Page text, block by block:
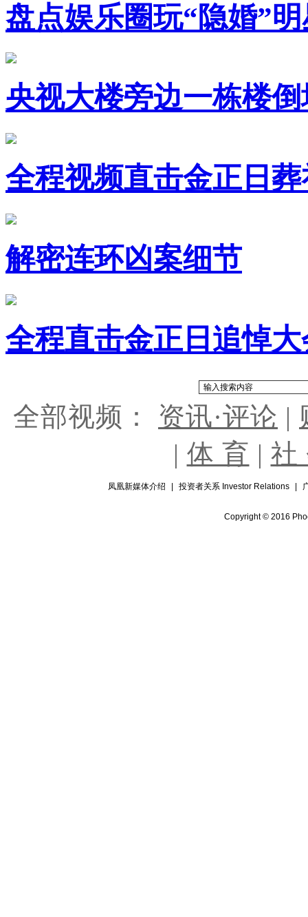
盘点娱乐圈玩“隐婚”
央视大楼旁边一栋楼倒
全程视频直击金正日葬
解密连环凶案细节
全程直击金正日追悼大
全部视频： 资讯·评论 |
| 体 育 | 社
凤凰新媒体介绍 投资者关系 Investor Relations
Copyright © 2016